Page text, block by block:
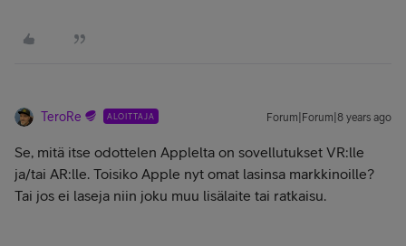
TeroRe ALOITTAJA Forum|Forum|8 years ago
Se, mitä itse odottelen Applelta on sovellutukset VR:lle
ja/tai AR:lle. Toisiko Apple nyt omat lasinsa markkinoille?
Tai jos ei laseja niin joku muu lisälaite tai ratkaisu.